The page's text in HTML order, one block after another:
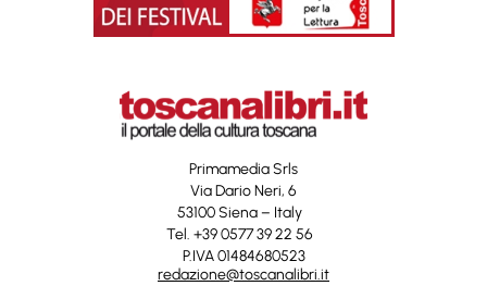
Primamedia Srls
Via Dario Neri, 6
53100 Siena – Italy
Tel. +39 0577 39 22 56
P.IVA 01484680523
redazione@toscanalibri.it